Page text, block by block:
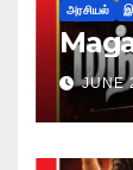
அரசியல்
JUNE